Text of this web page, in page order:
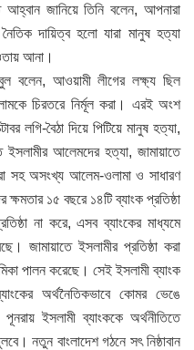
জানিয়ে তিনি বলেন, আপনারা
দায়িত্ব হলো যারা মানুষ হত্যা
আনা।
বলেন, আওয়ামী লীগের লক্ষ্য ছিল
চিরতরে নির্মূল করা। এরই অংশ
লগি-বৈঠা দিয়ে পিটিয়ে মানুষ হত্যা,
আলেমদের হত্যা, জামায়াতে
সহ অসংখ্য আলেম-ওলামা ও সাধারণ
১৫ বছরে ১৪টি ব্যাংক প্রতিষ্ঠা
না করে, এসব ব্যাংকের মাধ্যমে
জামায়াতে ইসলামীর প্রতিষ্ঠা করা
পালন করেছে। সেই ইসলামী ব্যাংক
অর্থনৈতিকভাবে কোমর ভেঙে
ইসলামী ব্যাংককে অর্থনীতিতে
নতুন বাংলাদেশ গঠনে সৎ নিষ্ঠাবান